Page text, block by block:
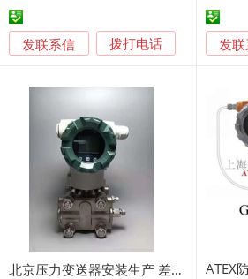
发联系信 拨打电话 发
北京压力变送器安装生产 差压变送器现场调试